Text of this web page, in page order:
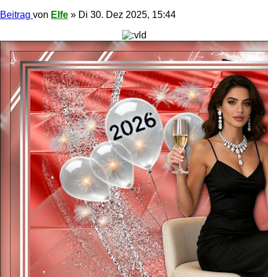
Beitrag von Elfe » Di 30. Dez 2025, 15:44